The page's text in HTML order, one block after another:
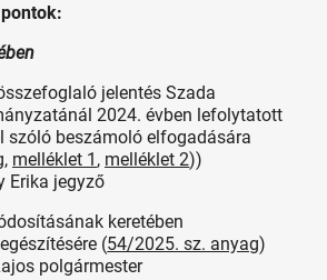
jelentés Szada
2024. évben lefolytatott
szóló beszámoló elfogadására
, melléklet 1 , melléklet 2))
Erika jegyző
keretében
(54/2025. sz. anyag)
polgármester